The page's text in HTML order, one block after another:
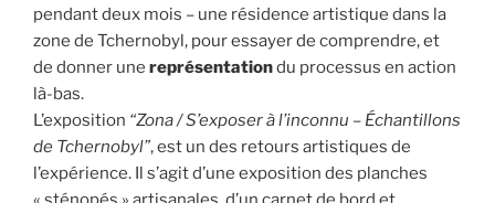
pendant deux mois – une résidence artistique dans la
zone de Tchernobyl, pour essayer de comprendre, et
de donner une représentationdu processus en action
là-bas.
L’exposition “Zona / S’exposer à l’inconnu – Échantillons
de Tchernobyl”, est un des retours artistiques de
l’expérience. Il s’agit d’une exposition des planches